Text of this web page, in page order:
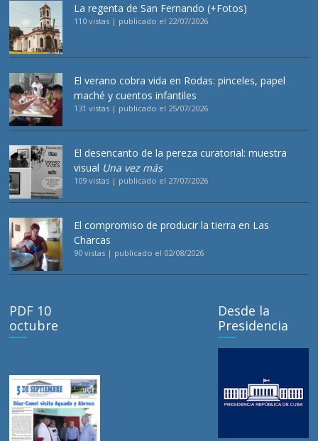
La regenta de San Fernando (+Fotos)
110 vistas | publicado el 22/07/2026
El verano cobra vida en Rodas: pinceles, papel
maché y cuentos infantiles
131 vistas | publicado el 25/07/2026
El desencanto de la pereza curatorial: muestra
visual Una vez más
109 vistas | publicado el 27/07/2026
El compromiso de producir la tierra en Las
Charcas
90 vistas | publicado el 02/08/2026
PDF 10
octubre
Desde la
Presidencia